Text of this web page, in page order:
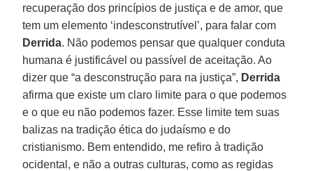
recuperação dos princípios de justiça e de amor, que
tem um elemento ‘indesconstrutível’, para falar com
Derrida. Não podemos pensar que qualquer conduta
humana é justificável ou passível de aceitação. Ao
dizer que “a desconstrução para na justiça”, Derrida
afirma que existe um claro limite para o que podemos
e o que eu não podemos fazer. Esse limite tem suas
balizas na tradição ética do judaísmo e do
cristianismo. Bem entendido, me refiro à tradição
ocidental, e não a outras culturas, como as regidas